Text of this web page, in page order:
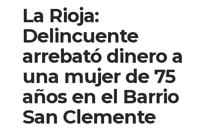
La Rioja:
Delincuente
arrebató dinero a
una mujer de 75
años en el Barrio
San Clemente